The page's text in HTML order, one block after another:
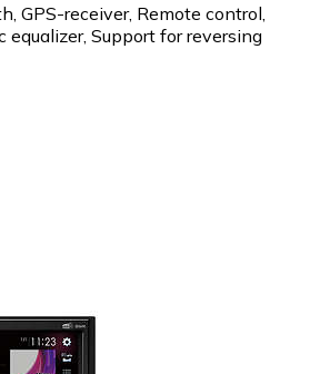
GPS-receiver, Remote control,
equalizer, Support for reversing